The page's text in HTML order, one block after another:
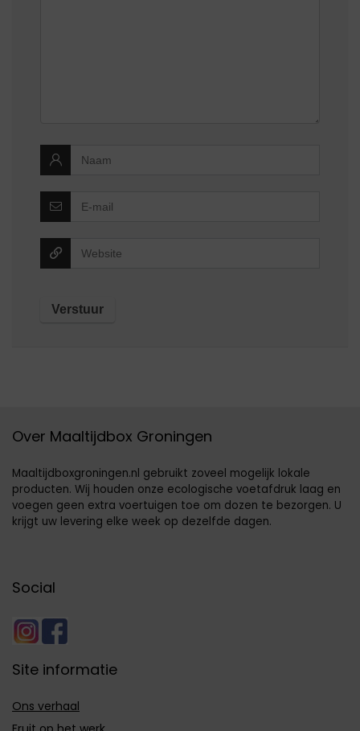
Over Maaltijdbox Groningen
Maaltijdboxgroningen.nl gebruikt zoveel mogelijk lokale
producten. Wij houden onze ecologische voetafdruk laag en
voegen geen extra voertuigen toe om dozen te bezorgen. U
krijgt uw levering elke week op dezelfde dagen.
Social
Site informatie
Ons verhaal